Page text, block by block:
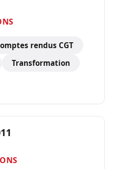
rendus CGT
Transformation